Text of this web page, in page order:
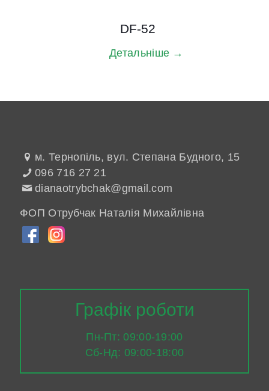
DF-52
Детальніше →
м. Тернопіль, вул. Степана Будного, 15
096 716 27 21
dianaotrybchak@gmail.com
ФОП Отрубчак Наталія Михайлівна
Графік роботи
Пн-Пт: 09:00-19:00
Сб-Нд: 09:00-18:00